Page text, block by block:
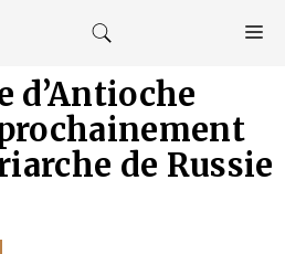
d’Antioche
de Russie